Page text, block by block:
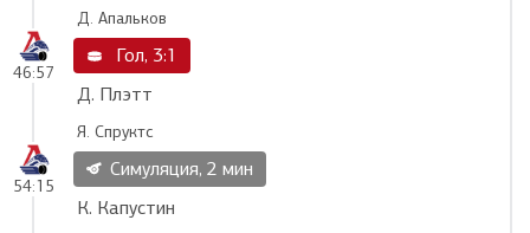
Д. Апальков
46:57
Гол, 3:1
Д. Плэтт
Я. Спруктс
54:15
Симуляция, 2 мин
К. Капустин